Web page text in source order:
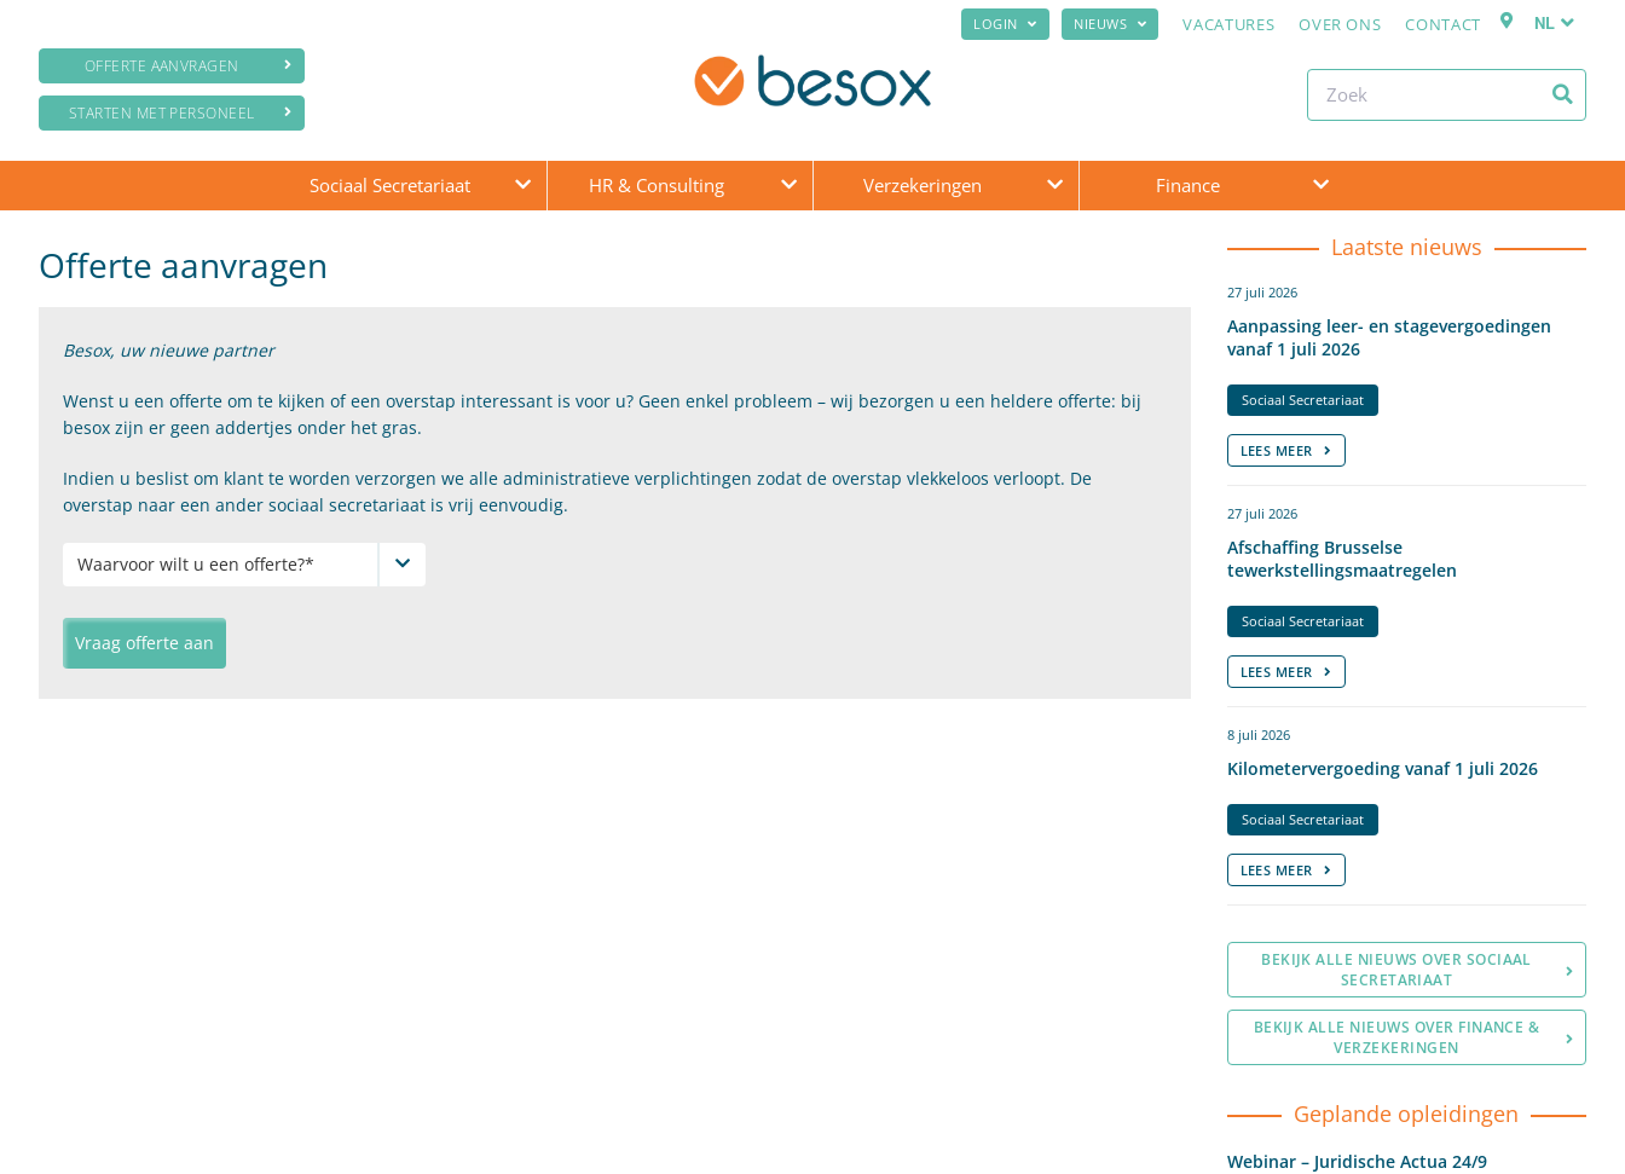
OFFERTE AANVRAGEN
STARTEN MET PERSONEEL
NL
LOGIN NIEUWS VACATURES OVER ONS CONTACT
Sociaal Secretariaat HR & Consulting Verzekeringen Finance
Offerte aanvragen
Besox, uw nieuwe partner
Wenst u een offerte om te kijken of een overstap interessant is voor u? Geen enkel probleem – wij bezorgen u een heldere offerte: bij
besox zijn er geen addertjes onder het gras.
Indien u beslist om klant te worden verzorgen we alle administratieve verplichtingen zodat de overstap vlekkeloos verloopt. De
overstap naar een ander sociaal secretariaat is vrij eenvoudig.
Waarvoor wilt u een offerte?*
Laatste nieuws
27 juli 2026
Aanpassing leer- en stagevergoedingen
vanaf 1 juli 2026
Sociaal Secretariaat
LEES MEER
27 juli 2026
Afschaffing Brusselse
tewerkstellingsmaatregelen
Sociaal Secretariaat
LEES MEER
8 juli 2026
Kilometervergoeding vanaf 1 juli 2026
Sociaal Secretariaat
LEES MEER
BEKIJK ALLE NIEUWS OVER SOCIAAL
SECRETARIAAT
BEKIJK ALLE NIEUWS OVER FINANCE &
VERZEKERINGEN
Geplande opleidingen
Webinar – Juridische Actua 24/9